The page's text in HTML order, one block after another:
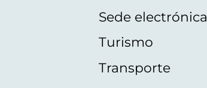
Sede electrónica
Turismo
Transporte